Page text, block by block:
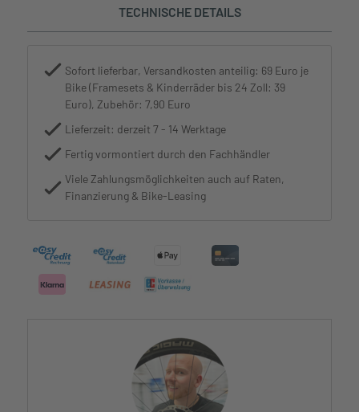
TECHNISCHE DETAILS
Sofort lieferbar, Versandkosten anteilig: 69 Euro je
Bike (Framesets & Kinderräder bis 24 Zoll: 39
Euro), Zubehör: 7,90 Euro
Lieferzeit: derzeit 7 - 14 Werktage
Fertig vormontiert durch den Fachhändler
Viele Zahlungsmöglichkeiten auch auf Raten,
Finanzierung & Bike-Leasing